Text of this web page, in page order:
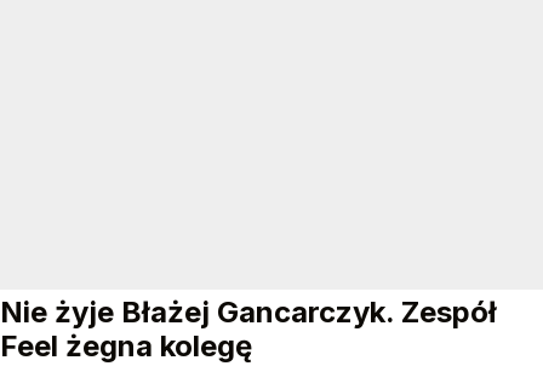
Nie żyje Błażej Gancarczyk. Zespół
Feel żegna kolegę